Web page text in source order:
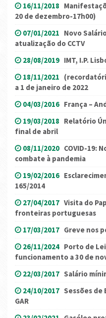
16/11/2018
20 de dezembro-17h00)
07/01/2021 Novo
atualização do CCTV
28/08/2019 IMT, I.P.
18/11/2021
a 1 de janeiro de 2022
04/03/2016 França –
19/03/2018 Relatório
final de abril
08/11/2020 COVID-19:
combate à pandemia
19/02/2016
165/2014
27/04/2017 Visita do
fronteiras portuguesas
17/03/2017 Greve nos
26/11/2024 Porto de
funcionamento a 30 de
22/03/2017 Salário
24/10/2017 Sessões de
GAR